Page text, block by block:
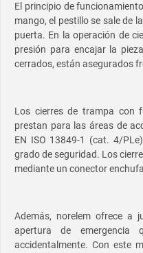
El principio de
mango, el pestillo se sale de
puerta. En la operación de
presión para encajar la
cerrados, están asegurados
Los cierres de trampa con
prestan para las áreas de
EN ISO 13849-1 (cat. 4/
grado de seguridad. Los
mediante un conector
Además, norelem ofrece a
apertura de emergencia
accidentalmente. Con este